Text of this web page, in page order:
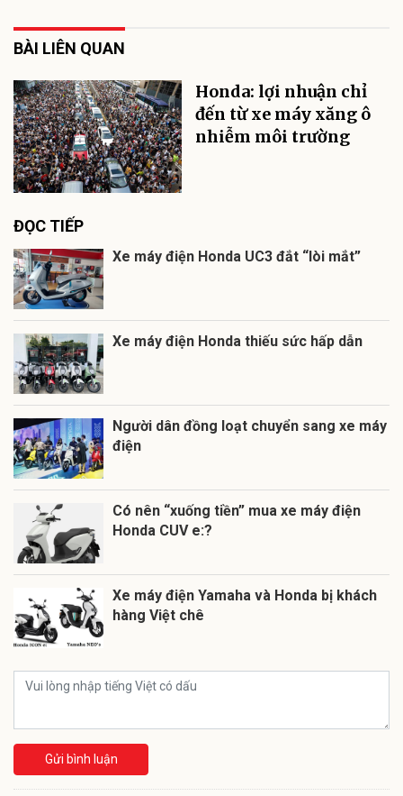
BÀI LIÊN QUAN
Honda: lợi nhuận chỉ
đến từ xe máy xăng ô
nhiễm môi trường
ĐỌC TIẾP
Xe máy điện Honda UC3 đắt “lòi mắt”
Xe máy điện Honda thiếu sức hấp dẫn
Người dân đồng loạt chuyển sang xe máy
điện
Có nên “xuống tiền” mua xe máy điện
Honda CUV e:?
Xe máy điện Yamaha và Honda bị khách
hàng Việt chê
Gửi bình luận